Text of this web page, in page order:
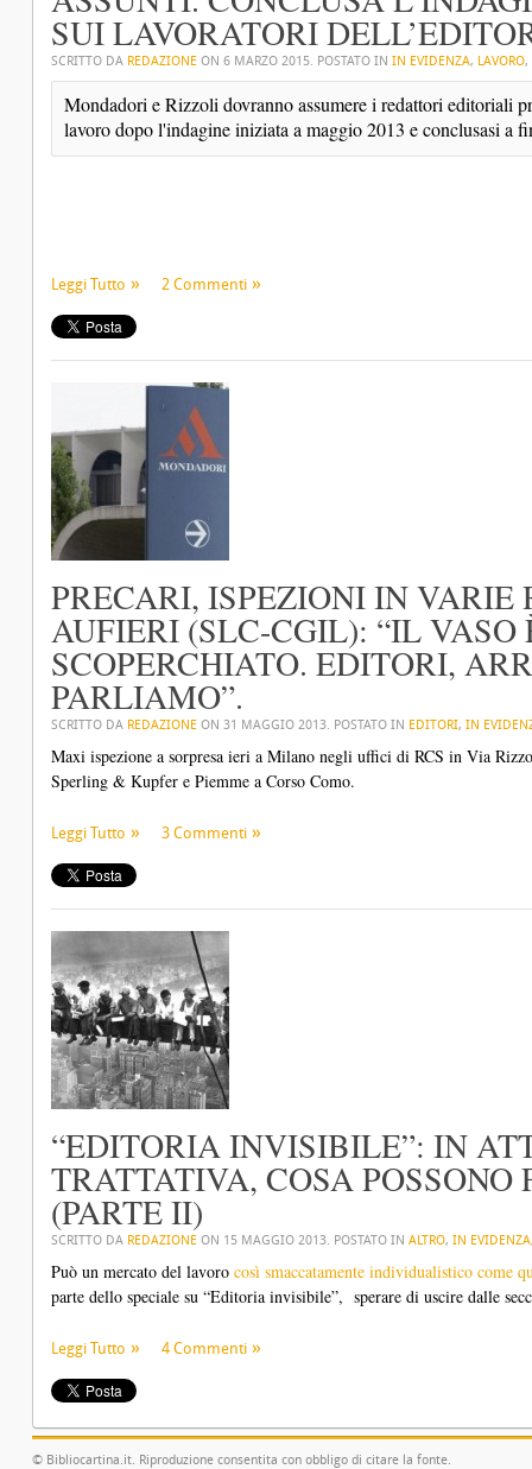
SUI LAVORATORI
SCRITTO DA REDAZIONE ON 6 MARZO 2015. POSTATO IN IN EVIDENZA, LAVORO,
Mondadori e Rizzoli dovranno assumere i redattori editoriali
lavoro dopo l'indagine iniziata a maggio 2013 e conclusasi a
Leggi Tutto 2 Commenti
PRECARI, ISPEZIONI IN
AUFIERI (SLC-CGIL): “IL VASO
SCOPERCHIATO. EDITORI,
PARLIAMO”.
SCRITTO DA REDAZIONE ON 31 MAGGIO 2013. POSTATO IN EDITORI, IN
Maxi ispezione a sorpresa ieri a Milano negli uffici di RCS in Via
Sperling & Kupfer e Piemme a Corso Como.
Leggi Tutto 3 Commenti
“EDITORIA INVISIBILE”: IN
TRATTATIVA, COSA POSSONO
(PARTE II)
SCRITTO DA REDAZIONE ON 15 MAGGIO 2013. POSTATO IN ALTRO, IN EVIDENZA
Può un mercato del lavoro così smaccatamente individualistico come
parte dello speciale su “Editoria invisibile”, sperare di uscire dalle
Leggi Tutto 4 Commenti
© Bibliocartina.it. Riproduzione consentita con obbligo di citare la fonte.